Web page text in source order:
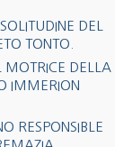
DEL
TONTO.
MOTRICE DELLA
IMMERION
RESPONSIBLE